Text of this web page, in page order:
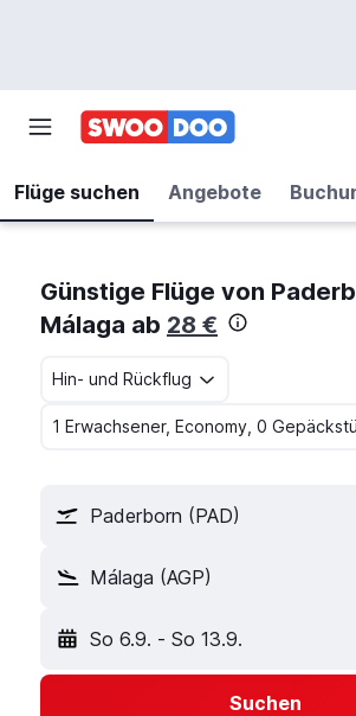
Flüge suchen Angebote
Günstige Flüge von
Málaga ab 28 €
Hin- und Rückflug
1 Erwachsener, Economy, 0
Paderborn (PAD)
Málaga (AGP)
So 6.9. - So 13.9.
Suchen